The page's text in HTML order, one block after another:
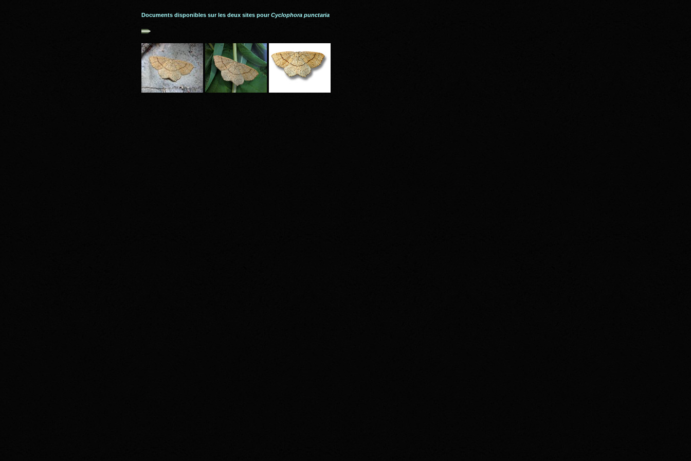
Documents disponibles sur les deux sites pourCyclophora punctaria